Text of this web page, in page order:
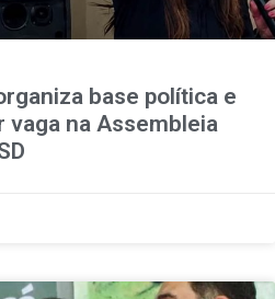
base política e
vaga na Assembleia